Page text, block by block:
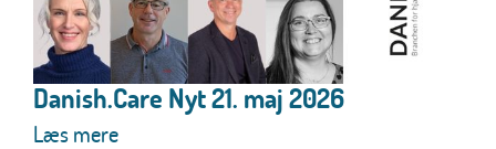
Danish.Care Nyt 21. maj 2026
Læs mere